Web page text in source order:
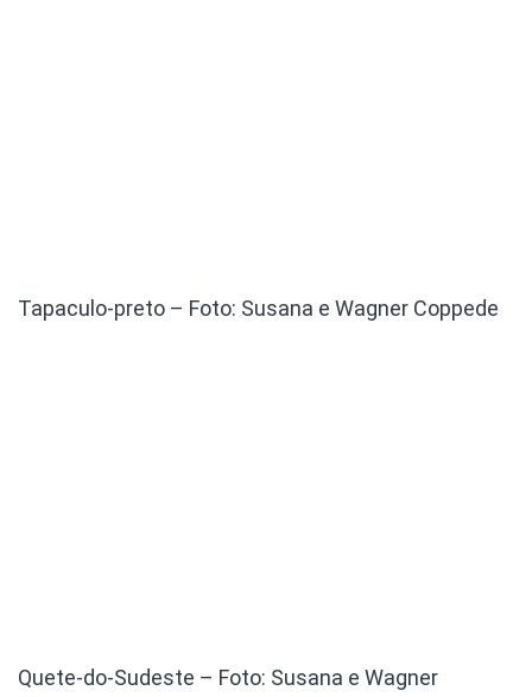
Tapaculo-preto – Foto: Susana e Wagner Coppede
Quete-do-Sudeste – Foto: Susana e Wagner